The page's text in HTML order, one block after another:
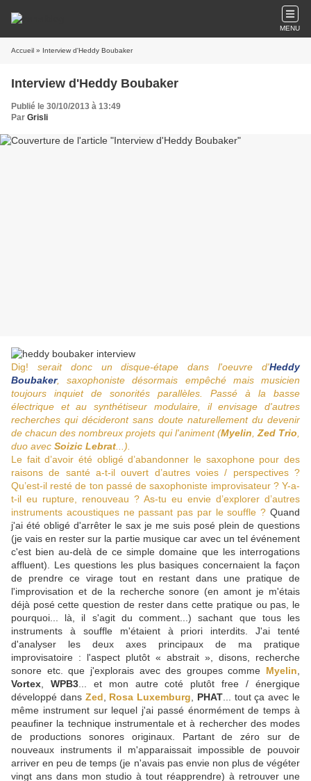
MENU
Accueil » Interview d'Heddy Boubaker
Interview d'Heddy Boubaker
Publié le 30/10/2013 à 13:49
Par Grisli
Dig! serait donc un disque-étape dans l'oeuvre d'Heddy
Boubaker, saxophoniste désormais empêché mais musicien
toujours inquiet de sonorités parallèles. Passé à la basse
électrique et au synthétiseur modulaire, il envisage d'autres
recherches qui décideront sans doute naturellement du devenir
de chacun des nombreux projets qui l'animent (Myelin Zed Trio
duo avec Soizic Lebrat ...).
Le fait d’avoir été obligé d’abandonner le saxophone pour des
raisons de santé a-t-il ouvert d’autres voies / perspectives ?
Qu’est-il resté de ton passé de saxophoniste improvisateur ? Y-a-
t-il eu rupture, renouveau ? As-tu eu envie d’explorer d’autres
instruments acoustiques ne passant pas par le souffle ? Quand
j'ai été obligé d'arrêter le sax je me suis posé plein de questions
(je vais en rester sur la partie musique car avec un tel événement
c'est bien au-delà de ce simple domaine que les interrogations
affluent). Les questions les plus basiques concernaient la façon
de prendre ce virage tout en restant dans une pratique de
l'improvisation et de la recherche sonore (en amont je m'étais
déjà posé cette question de rester dans cette pratique ou pas, le
pourquoi... là, il s'agit du comment...) sachant que tous les
instruments à souffle m'étaient à priori interdits. J'ai tenté
d'analyser les deux axes principaux de ma pratique
improvisatoire : l'aspect plutôt « abstrait », disons, recherche
sonore etc. que j'explorais avec des groupes comme Myelin
Vortex
WPB3... et mon autre coté plutôt free / énergique
développé dans Zed Rosa Luxemburg PHAT... tout ça avec le
même instrument sur lequel j'ai passé énormément de temps à
peaufiner la technique instrumentale et à rechercher des modes
de productions sonores originaux. Partant de zéro sur de
nouveaux instruments il m'apparaissait impossible de pouvoir
arriver en peu de temps (je n'avais pas envie non plus de végéter
vingt ans dans mon studio à tout réapprendre) à retrouver une